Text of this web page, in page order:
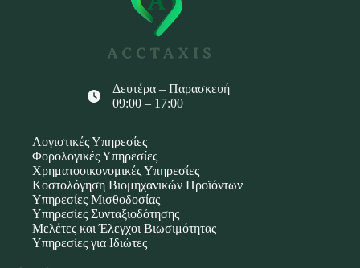
Δευτέρα – Παρασκευή
09:00 – 17:00
Λογιστικές Υπηρεσίες
Φορολογικές Υπηρεσίες
Χρηματοοικονομικές Υπηρεσίες
Κοστολόγηση Βιομηχανικών Προϊόντων
Υπηρεσίες Μισθοδοσίας
Υπηρεσίες Συνταξιοδότησης
Μελέτες και Έλεγχοι Βιωσιμότητας
Υπηρεσίες για Ιδιώτες